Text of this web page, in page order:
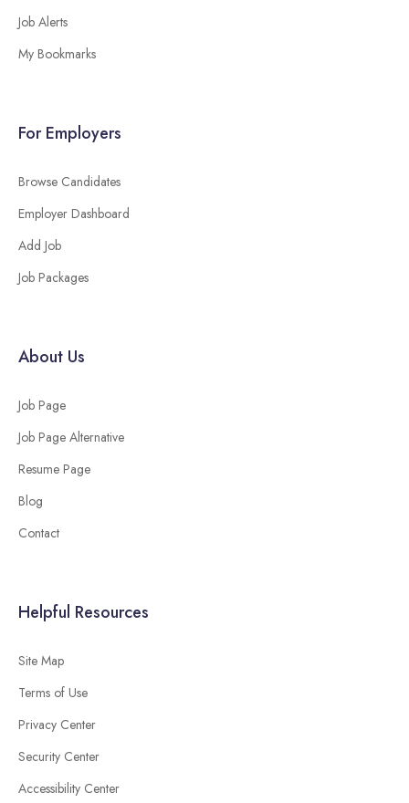
Job Alerts
My Bookmarks
For Employers
Browse Candidates
Employer Dashboard
Add Job
Job Packages
About Us
Job Page
Job Page Alternative
Resume Page
Blog
Contact
Helpful Resources
Site Map
Terms of Use
Privacy Center
Security Center
Accessibility Center